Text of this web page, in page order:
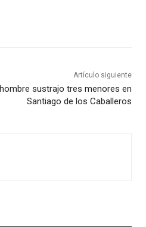
Artículo siguiente
sustrajo tres menores en
Santiago de los Caballeros